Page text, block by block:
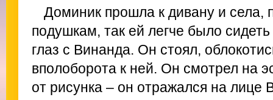
Доминик прошла к дивану и села,
подушкам, так ей легче было
глаз с Винанда. Он стоял,
вполоборота к ней. Он смотрел на
от рисунка – он отражался на лице